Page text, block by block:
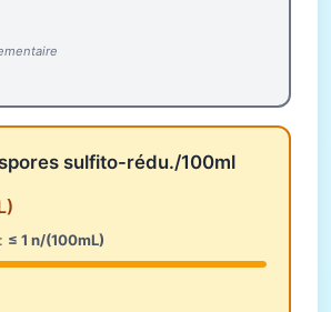
sulfito-rédu./100ml
≤ 1 n/(100mL)